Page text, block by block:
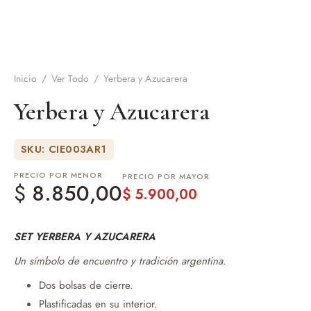
Inicio / Ver Todo / Yerbera y Azucarera
Yerbera y Azucarera
SKU: CIE003AR1
PRECIO POR MENOR
$ 8.850,00
PRECIO POR MAYOR
$ 5.900,00
SET YERBERA Y AZUCARERA
Un símbolo de encuentro y tradición argentina.
Dos bolsas de cierre.
Plastificadas en su interior.
y accesorios